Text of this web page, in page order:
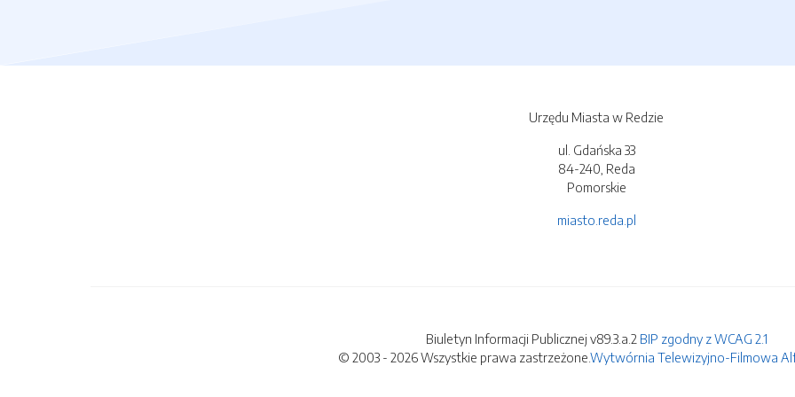
Urzędu Miasta w Redzie
ul. Gdańska 33
84-240, Reda
Pomorskie
miasto.reda.pl
Biuletyn Informacji Publicznej v89.3.a.2 BIP zgodny z WCAG 2.1
© 2003 - 2026 Wszystkie prawa zastrzeżone.Wytwórnia Telewizyjno-Filmowa